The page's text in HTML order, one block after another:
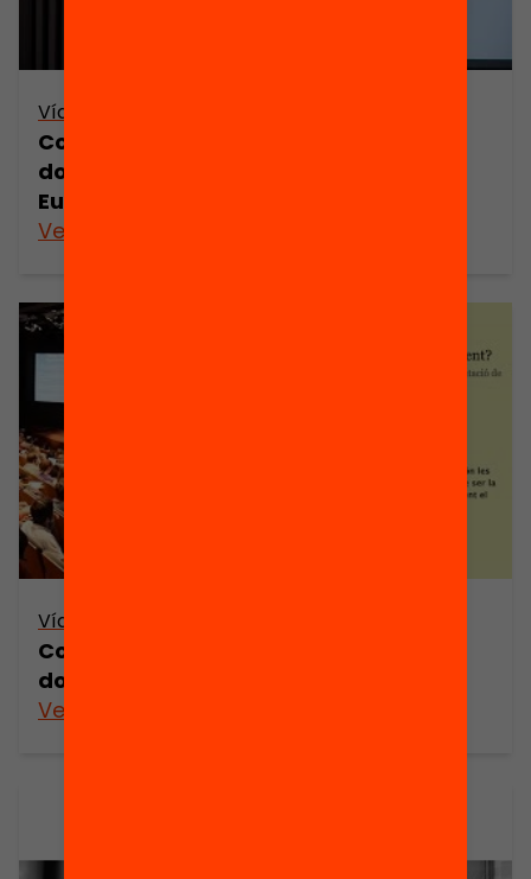
Vídeo
Com volem que sigui la professió
docent? Presentació de l’informe
Eurydice de la Comissió Europea
Veure’n més
Vídeo
Com volem que sigui la professió
docent? (retransmissió en directe)
Veure’n més